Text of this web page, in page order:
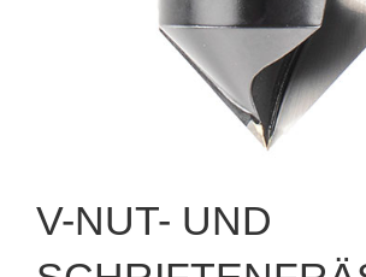
V-NUT- UND